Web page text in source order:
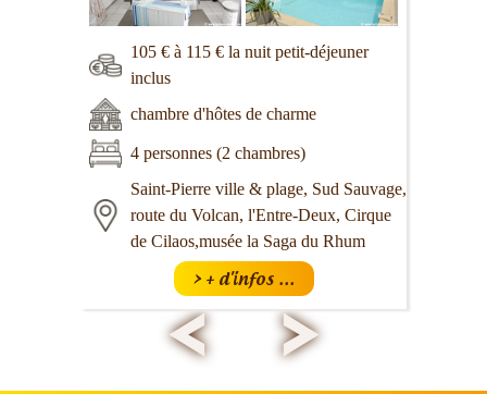
105 € à 115 € la nuit petit-déjeuner
inclus
chambre d'hôtes de charme
4 personnes (2 chambres)
Saint-Pierre ville & plage, Sud Sauvage,
route du Volcan, l'Entre-Deux, Cirque
de Cilaos,musée la Saga du Rhum
> + d'infos ...
< >